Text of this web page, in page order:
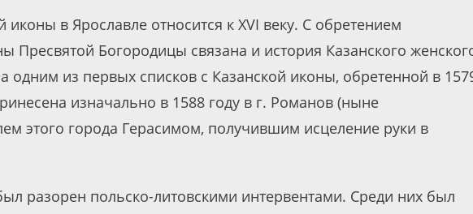
в Ярославле относится к XVI веку. С обретением
Пресвятой Богородицы связана и история Казанского
одним из первых списков с Казанской иконы, обретенной в
изначально в 1588 году в г. Романов (ныне
этого города Герасимом, получившим исцеление руки в
разорен польско-литовскими интервентами. Среди них был